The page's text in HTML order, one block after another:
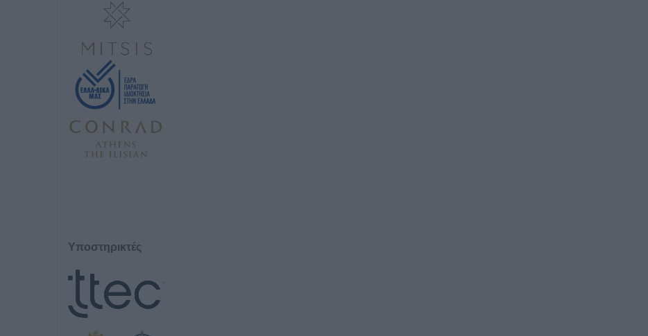
Υποστηρικτές